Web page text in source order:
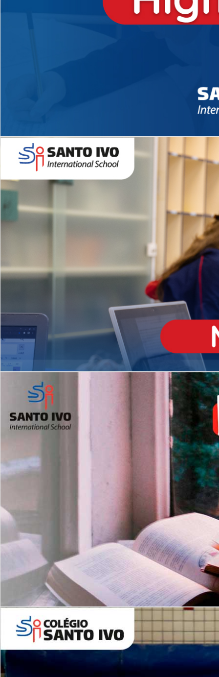
Novidades 2026 High School
Matrículas Abertas 2026
Leituras Literárias
EDUCAÇÃO INFANTIL
Inglês todos os dias
MÉDIO
igh School
Dupla Diplomação
2º AO 5º ANO FUNDAMENTAL
es
Com imersão Bilingue - Anos
Finais
6º AO 9º ANO FUNDAMENTAL
Inglês: Turmas Reduzidas
(Proficiência)
ALUNOS NOVOS
Entre em Contato